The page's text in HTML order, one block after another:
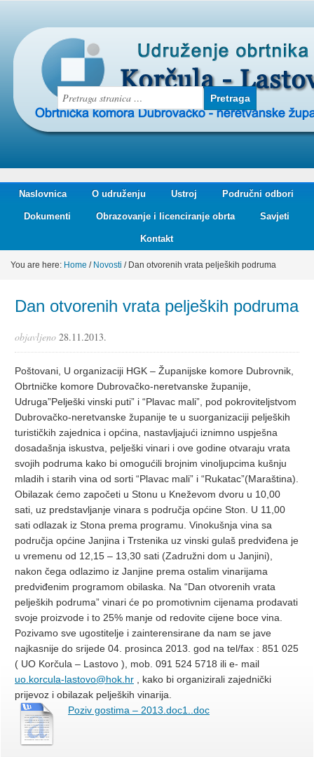
Naslovnica O udruženju Ustroj Područni odbori
Dokumenti Obrazovanje i licenciranje obrta Savjeti
Kontakt
You are here: Home / Novosti /Dan otvorenih vrata peljeških podruma
Dan otvorenih vrata peljeških podruma
objavljeno 28.11.2013.
Poštovani, U organizaciji HGK – Županijske komore Dubrovnik,
Obrtničke komore Dubrovačko-neretvanske županije,
Udruga”Pelješki vinski puti” i “Plavac mali”, pod pokroviteljstvom
Dubrovačko-neretvanske županije te u suorganizaciji peljeških
turističkih zajednica i općina, nastavljajući iznimno uspješna
dosadašnja iskustva, pelješki vinari i ove godine otvaraju vrata
svojih podruma kako bi omogućili brojnim vinoljupcima kušnju
mladih i starih vina od sorti “Plavac mali” i “Rukatac”(Maraština).
Obilazak ćemo započeti u Stonu u Kneževom dvoru u 10,00
sati, uz predstavljanje vinara s područja općine Ston. U 11,00
sati odlazak iz Stona prema programu. Vinokušnja vina sa
područja općine Janjina i Trstenika uz vinski gulaš predviđena je
u vremenu od 12,15 – 13,30 sati (Zadružni dom u Janjini),
nakon čega odlazimo iz Janjine prema ostalim vinarijama
predviđenim programom obilaska. Na “Dan otvorenih vrata
peljeških podruma” vinari će po promotivnim cijenama prodavati
svoje proizvode i to 25% manje od redovite cijene boce vina.
Pozivamo sve ugostitelje i zainterensirane da nam se jave
najkasnije do srijede 04. prosinca 2013. god na tel/fax : 851 025
( UO Korčula – Lastovo ), mob. 091 524 5718 ili e- mail
uo.korcula-lastovo@hok.hr , kako bi organizirali zajednički
prijevoz i obilazak peljeških vinarija.
Poziv gostima – 2013.doc1..doc